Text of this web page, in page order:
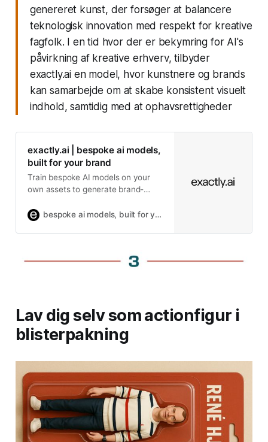
genereret kunst, der forsøger at balancere
teknologisk innovation med respekt for kreative
fagfolk. I en tid hvor der er bekymring for AI's
påvirkning af kreative erhverv, tilbyder
exactly.ai en model, hvor kunstnere og brands
kan samarbejde om at skabe konsistent visuelt
indhold, samtidig med at ophavsrettigheder
exactly.ai | bespoke ai models,
built for your brand
Train bespoke AI models on your
own assets to generate brand-
ethical, and built for professional
bespoke ai models, built for your brand
Lav dig selv som actionfigur i
blisterpakning